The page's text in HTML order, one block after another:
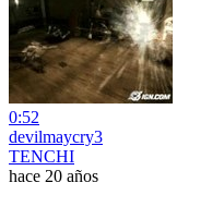
0:52
devilmaycry3
TENCHI
hace 20 años